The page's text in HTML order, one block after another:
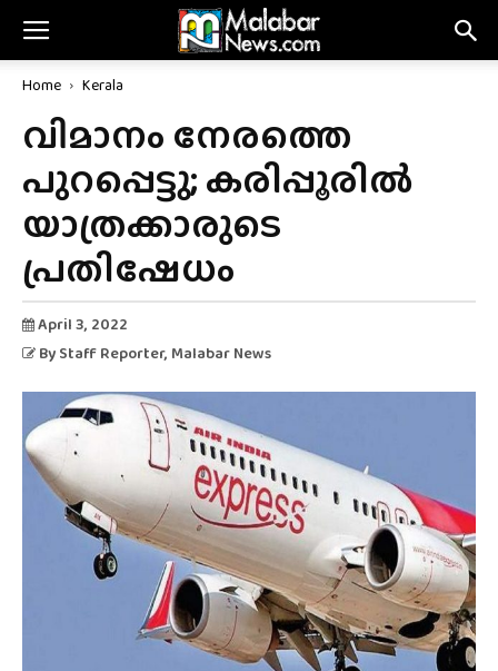
Home Kerala
വിമാനം നേരത്തെ
പുറപ്പെട്ടു; കരിപ്പൂരിൽ
യാത്രക്കാരുടെ
പ്രതിഷേധം
April 3, 2022
By Staff Reporter, Malabar News